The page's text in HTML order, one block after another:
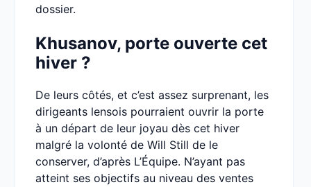
dossier.
Khusanov, porte ouverte cet
hiver ?
De leurs côtés, et c’est assez surprenant, les
dirigeants lensois pourraient ouvrir la porte
à un départ de leur joyau dès cet hiver
malgré la volonté de Will Still de le
conserver, d’après L’Équipe. N’ayant pas
atteint ses objectifs au niveau des ventes